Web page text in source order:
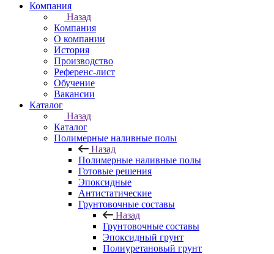
Компания
Назад
Компания
О компании
История
Производство
Референс-лист
Обучение
Вакансии
Каталог
Назад
Каталог
Полимерные наливные полы
Назад
Полимерные наливные полы
Готовые решения
Эпоксидные
Антистатические
Грунтовочные составы
Назад
Грунтовочные составы
Эпоксидный грунт
Полиуретановый грунт